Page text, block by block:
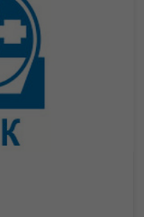
за пречишћавање питке
квалитета
са истог, а
ЈКП „Водовод и
децембра прекинуто је
за